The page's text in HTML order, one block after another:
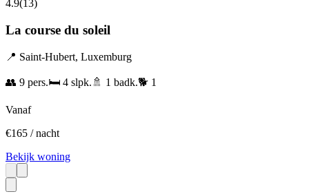
4.9(13)
La course du soleil
📍 Saint-Hubert, Luxemburg
👥 9 pers.🛏️ 4 slpk. 🚿 1 badk.🐕 1
Vanaf
€165 / nacht
Bekijk woning